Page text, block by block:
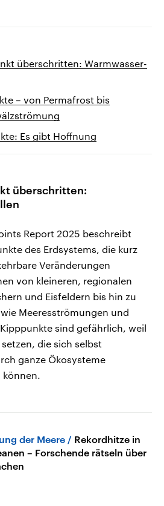
überschritten: Warmwasser-
– von Permafrost bis
Es gibt Hoffnung
überschritten:
Report 2025 beschreibt
des Erdsystems, die kurz
Veränderungen
von kleineren, regionalen
und Eisfeldern bis hin zu
Meeresströmungen und
sind gefährlich, weil
die sich selbst
ganze Ökosysteme
können.
der Meere
Rekordhitze in
– Forschende rätseln über